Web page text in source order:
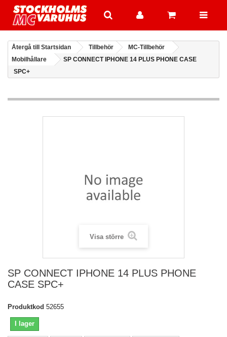
Återgå till Startsidan Tillbehör
MC-Tillbehör
Mobilhållare
SP CONNECT IPHONE 14 PLUS PHONE CASE
SPC+
Visa större
SP CONNECT IPHONE 14 PLUS PHONE
CASE SPC+
Produktkod 52655
I lager